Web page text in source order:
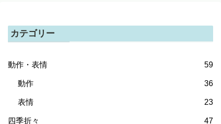
カテゴリー
動作・表情 59
動作 36
表情 23
四季折々 47